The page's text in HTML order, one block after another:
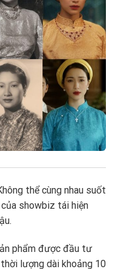
thể cùng nhau suốt
showbiz tái hiện
phẩm được đầu tư
lượng dài khoảng 10